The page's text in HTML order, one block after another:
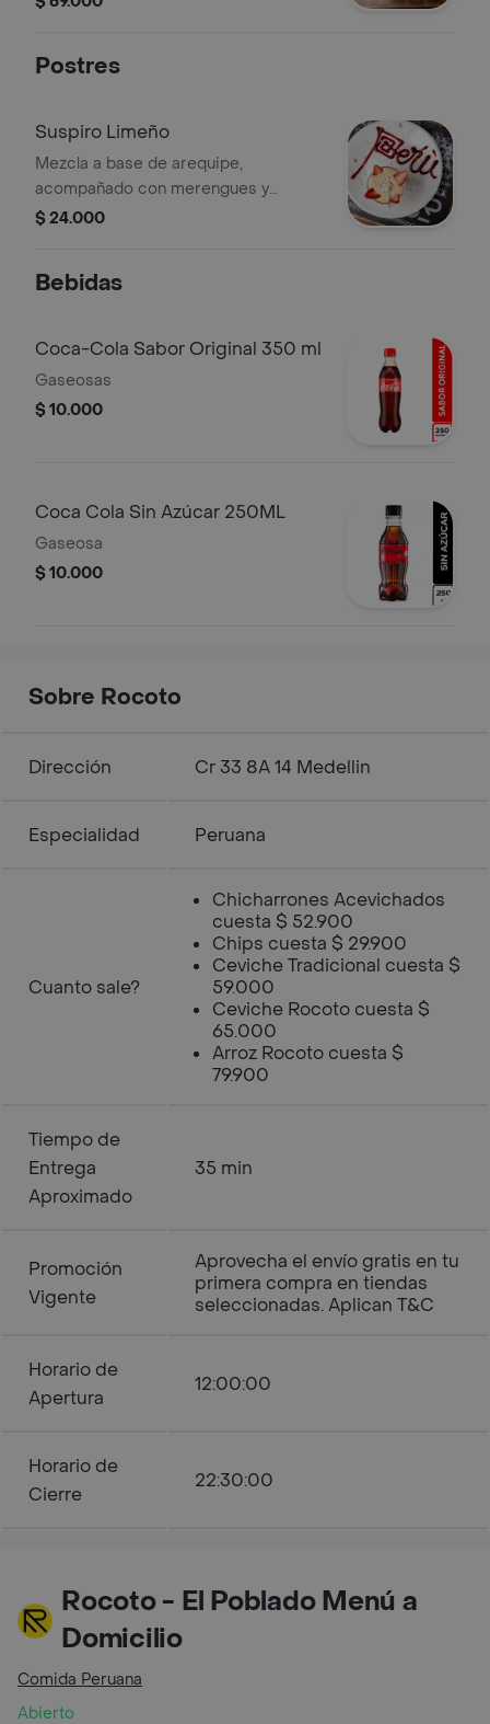
Postres
Suspiro Limeño
Mezcla a base de arequipe,
acompañado con merengues y
fresas.
$ 24.000
Bebidas
Coca-Cola Sabor Original 350 ml
Gaseosas
$ 10.000
Coca Cola Sin Azúcar 250ML
Gaseosa
$ 10.000
Sobre Rocoto
Dirección Cr 33 8A 14 Medellin
Especialidad Peruana
Cuanto sale?
Chicharrones Acevichados
cuesta $ 52.900
Chips cuesta $ 29.900
Ceviche Tradicional cuesta $
59.000
Ceviche Rocoto cuesta $
65.000
Arroz Rocoto cuesta $
79.900
Tiempo de
Entrega
Aproximado
35 min
Promoción
Vigente
Aprovecha el envío gratis en tu
primera compra en tiendas
seleccionadas. Aplican T&C
Horario de
Apertura
12:00:00
Horario de
Cierre
22:30:00
Rocoto - El Poblado Menú a
Domicilio
Comida Peruana
Abierto